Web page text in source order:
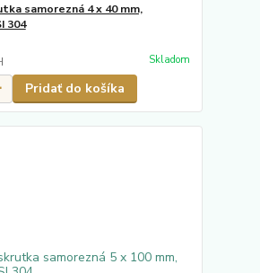
samorezná 4 x 40 mm,
304
Skladom
Pridať do košíka